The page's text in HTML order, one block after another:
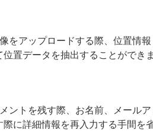
をアップロードする際、位置情
置データを抽出することができま
ントを残す際、お名前、メール
に詳細情報を再入力する手間を